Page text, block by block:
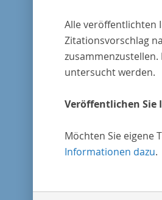
Alle veröffentlichten
Zitationsvorschlag
untersucht werden.
Veröffentlichen Sie
Möchten Sie eigene
Informationen dazu.